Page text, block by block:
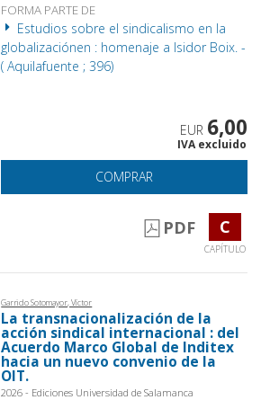
FORMA PARTE DE
Estudios sobre el sindicalismo en la
globalizaciónen : homenaje a Isidor Boix. -
( Aquilafuente ; 396)
EUR 6,00
IVA excluido
COMPRAR
PDF C
CAPÍTULO
Garrido Sotomayor, Víctor
La transnacionalización de la
acción sindical internacional : del
Acuerdo Marco Global de Inditex
hacia un nuevo convenio de la
OIT.
2026 - Ediciones Universidad de Salamanca